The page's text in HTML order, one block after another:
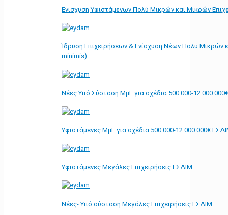
Ενίσχυση Υφιστάμενων Πολύ Μικρών και Μικρών
Ίδρυση Επιχειρήσεων & Ενίσχυση Νέων Πολύ Μικρών
minimis)
Νέες Υπό Σύσταση ΜμΕ για σχέδια 500.000-
Υφιστάμενες ΜμΕ για σχέδια 500.000-12.000.000€
Υφιστάμενες Μεγάλες Επιχειρήσεις ΕΣΔΙΜ
Νέες- Υπό σύσταση Μεγάλες Επιχειρήσεις ΕΣΔΙΜ